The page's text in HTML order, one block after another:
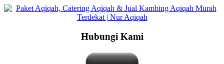
Langsung
Hubungi Kami